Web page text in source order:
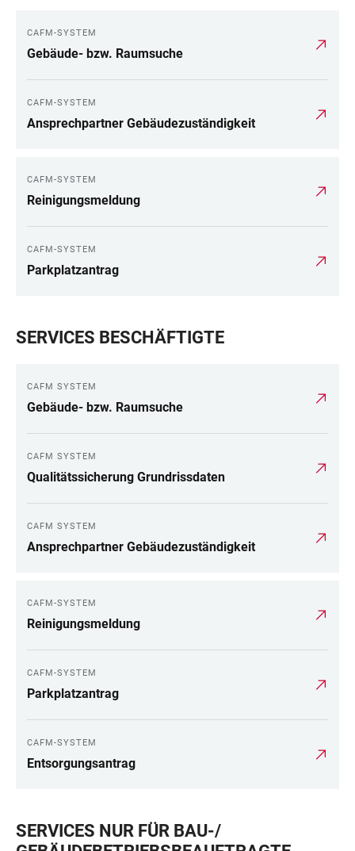
CAFM-SYSTEM
Gebäude- bzw. Raumsuche
CAFM-SYSTEM
Ansprechpartner Gebäudezuständigkeit
CAFM-SYSTEM
Reinigungsmeldung
CAFM-SYSTEM
Parkplatzantrag
SERVICES BESCHÄFTIGTE
CAFM SYSTEM
Gebäude- bzw. Raumsuche
CAFM SYSTEM
Qualitätssicherung Grundrissdaten
CAFM SYSTEM
Ansprechpartner Gebäudezuständigkeit
CAFM-SYSTEM
Reinigungsmeldung
CAFM-SYSTEM
Parkplatzantrag
CAFM-SYSTEM
Entsorgungsantrag
SERVICES NUR FÜR BAU-/